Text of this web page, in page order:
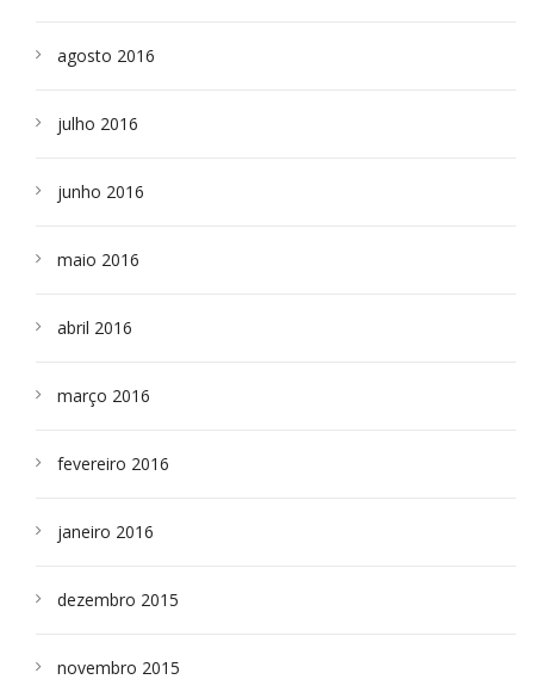
agosto 2016
julho 2016
junho 2016
maio 2016
abril 2016
março 2016
fevereiro 2016
janeiro 2016
dezembro 2015
novembro 2015